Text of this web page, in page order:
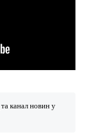
та канал новин у